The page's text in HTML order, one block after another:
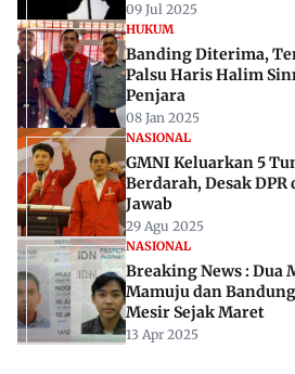
09 Jul 2025
HUKUM
Banding Diterima,
Palsu Haris Halim
Penjara
08 Jan 2025
NASIONAL
GMNI Keluarkan 5
Berdarah, Desak
Jawab
29 Agu 2025
NASIONAL
Breaking News : Dua
Mamuju dan
Mesir Sejak Maret
13 Apr 2025